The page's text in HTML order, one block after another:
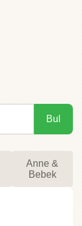
Bul
Anne &
Bebek